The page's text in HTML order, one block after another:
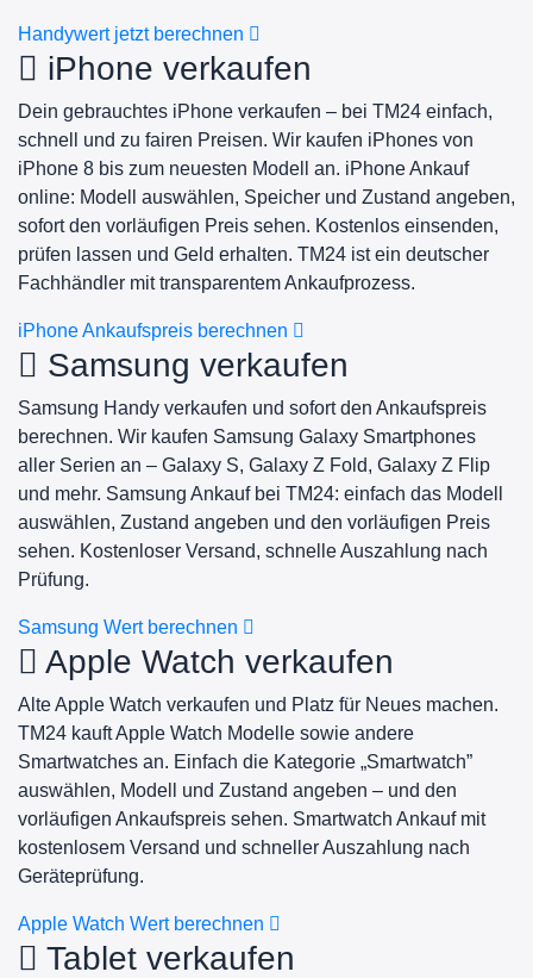
Handywert jetzt berechnen
iPhone verkaufen
Dein gebrauchtes iPhone verkaufen – bei TM24 einfach,
schnell und zu fairen Preisen. Wir kaufen iPhones von
iPhone 8 bis zum neuesten Modell an. iPhone Ankauf
online: Modell auswählen, Speicher und Zustand angeben,
sofort den vorläufigen Preis sehen. Kostenlos einsenden,
prüfen lassen und Geld erhalten. TM24 ist ein deutscher
Fachhändler mit transparentem Ankaufprozess.
iPhone Ankaufspreis berechnen
Samsung verkaufen
Samsung Handy verkaufen und sofort den Ankaufspreis
berechnen. Wir kaufen Samsung Galaxy Smartphones
aller Serien an – Galaxy S, Galaxy Z Fold, Galaxy Z Flip
und mehr. Samsung Ankauf bei TM24: einfach das Modell
auswählen, Zustand angeben und den vorläufigen Preis
sehen. Kostenloser Versand, schnelle Auszahlung nach
Prüfung.
Samsung Wert berechnen
Apple Watch verkaufen
Alte Apple Watch verkaufen und Platz für Neues machen.
TM24 kauft Apple Watch Modelle sowie andere
Smartwatches an. Einfach die Kategorie „Smartwatch”
auswählen, Modell und Zustand angeben – und den
vorläufigen Ankaufspreis sehen. Smartwatch Ankauf mit
kostenlosem Versand und schneller Auszahlung nach
Geräteprüfung.
Apple Watch Wert berechnen
Tablet verkaufen